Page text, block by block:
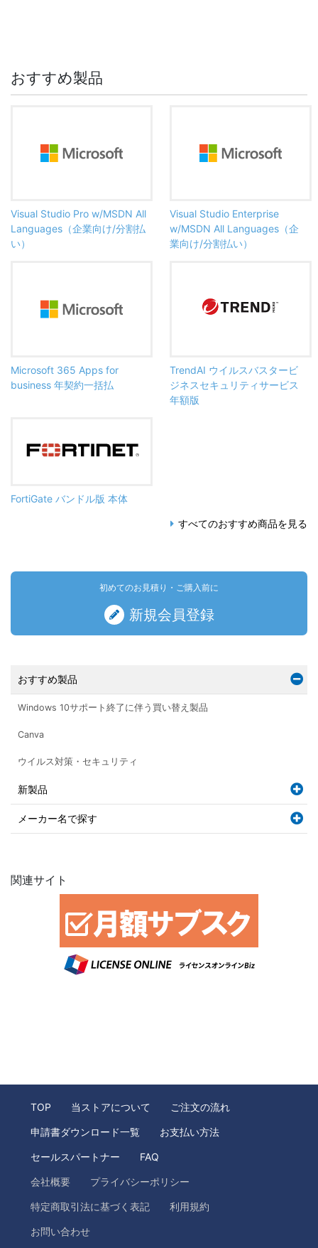
おすすめ製品
Visual Studio Pro w/MSDN All
Languages（企業向け/分割払
い）
Visual Studio Enterprise
w/MSDN All Languages（企
業向け/分割払い）
Microsoft 365 Apps for
business 年契約一括払
TrendAI ウイルスバスタービ
ジネスセキュリティサービス
年額版
FortiGate バンドル版 本体
すべてのおすすめ商品を見る
初めてのお見積り・ご購入前に
新規会員登録
おすすめ製品
Windows 10サポート終了に伴う買い替え製品
Canva
ウイルス対策・セキュリティ
新製品
メーカー名で探す
関連サイト
TOP 当ストアについて ご注文の流れ
申請書ダウンロード一覧 お支払い方法
セールスパートナー FAQ
会社概要 プライバシーポリシー
特定商取引法に基づく表記 利用規約
お問い合わせ